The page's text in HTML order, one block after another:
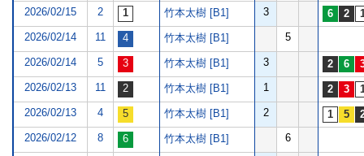
2026/02/15 2 竹本太樹 [B1] 3
2026/02/14 11 竹本太樹 [B1] 5
2026/02/14 5 竹本太樹 [B1] 3
2026/02/13 11 竹本太樹 [B1] 1
2026/02/13 4 竹本太樹 [B1] 2
2026/02/12 8 竹本太樹 [B1] 6